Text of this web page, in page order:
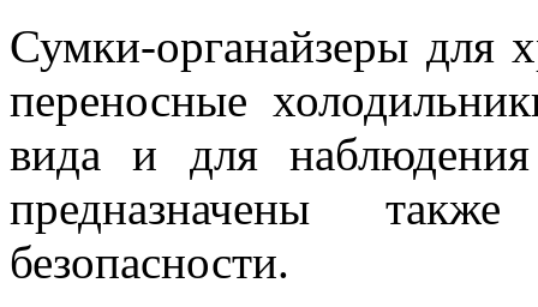
Сумки-органайзеры для
переносные
вида и для
предназначены
безопасности.